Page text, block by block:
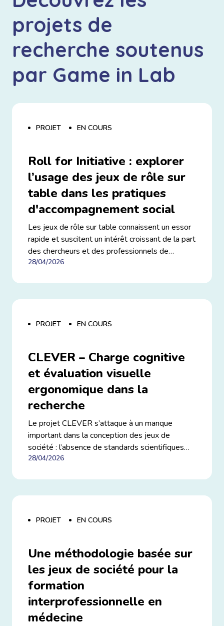
projets de
recherche soutenus
par Game in Lab
PROJET EN COURS
Roll for Initiative : explorer
l’usage des jeux de rôle sur
table dans les pratiques
d'accompagnement social
Les jeux de rôle sur table connaissent un essor
rapide et suscitent un intérêt croissant de la part
des chercheurs et des professionnels de
l’accompagnement social. Au-delà du
originales pour favoriser l’engagement, la
créativité et les interactions sociales. Ce projet
manière dont ces jeux peuvent être utilisés de
28/04/2026
PROJET EN COURS
CLEVER – Charge cognitive
et évaluation visuelle
ergonomique dans la
recherche
Le projet CLEVER s’attaque à un manque
important dans la conception des jeux de
société : l’absence de standards scientifiques
clairs en matière d’ergonomie visuelle et
éléments tels que la typographie, les icônes ou
la mise en page influencent la compréhension et
plus accessibles, plus intuitifs et plus agréables
conception des jeux façonne les formes de
plaisir et les dynamiques d’inclusion dans le jeu.
28/04/2026
PROJET EN COURS
Une méthodologie basée sur
les jeux de société pour la
formation
interprofessionnelle en
médecine